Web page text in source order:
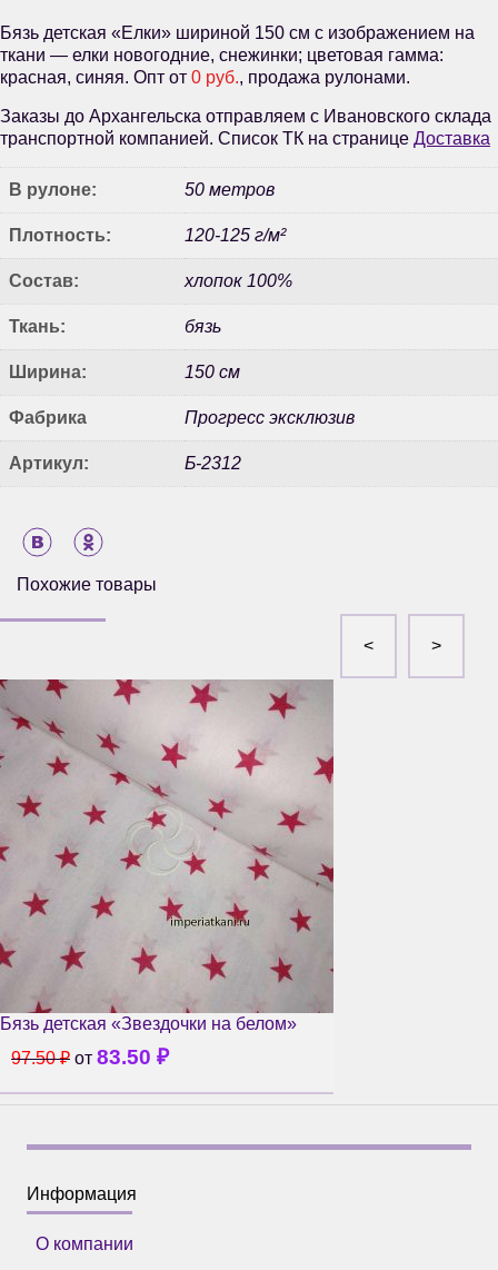
Бязь детская «Елки» шириной 150 см с изображением на
ткани — елки новогодние, снежинки; цветовая гамма:
красная, синяя. Опт от 0 руб., продажа рулонами.
Заказы до Архангельска отправляем с Ивановского склада
транспортной компанией. Список ТК на странице Доставка
В рулоне: 50 метров
Плотность: 120-125 г/м²
Состав: хлопок 100%
Ткань: бязь
Ширина: 150 см
Фабрика Прогресс эксклюзив
Артикул: Б-2312
Похожие товары
Бязь детская «Звездочки на белом»
97.50₽ от 83.50 ₽
Информация
О компании